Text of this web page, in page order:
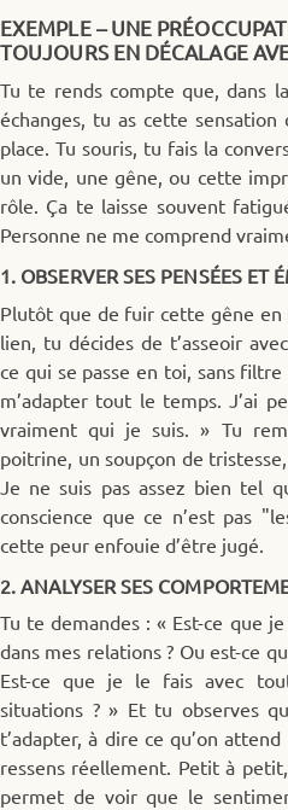
EXEMPLE – UNE
TOUJOURS EN DÉCALAGE
Tu te rends compte que, dans
échanges, tu as cette
place. Tu souris, tu fais la
un vide, une gêne, ou cette
rôle. Ça te laisse souvent
Personne ne me comprend
1. OBSERVER SES PENSÉES ET
Plutôt que de fuir cette gêne
lien, tu décides de t’asseoir
ce qui se passe en toi, sans filtre
m’adapter tout le temps. J’ai
vraiment qui je suis. » Tu
poitrine, un soupçon de
Je ne suis pas assez bien tel
conscience que ce n’est pas
cette peur enfouie d’être jugé.
2. ANALYSER SES
Tu te demandes : « Est-ce que
dans mes relations ? Ou est-ce
Est-ce que je le fais avec
situations ? » Et tu observes
t’adapter, à dire ce qu’on
ressens réellement. Petit à
permet de voir que le